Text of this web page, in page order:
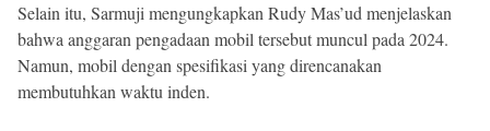
Selain itu, Sarmuji mengungkapkan Rudy Mas’ud menjelaskan
bahwa anggaran pengadaan mobil tersebut muncul pada 2024.
Namun, mobil dengan spesifikasi yang direncanakan
membutuhkan waktu inden.